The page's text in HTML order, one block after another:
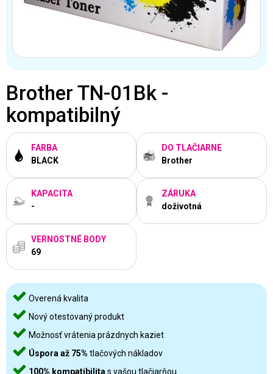
Brother TN-01Bk -
kompatibilný
FARBA
BLACK
DO TLAČIARNE
Brother
KAPACITA
-
ZÁRUKA
doživotná
VERNOSTNÉ BODY
69
Overená kvalita
Nový otestovaný produkt
Možnosť vrátenia prázdnych kaziet
Úspora až 75% tlačových nákladov
100% kompatibilita s vašou tlačiarňou